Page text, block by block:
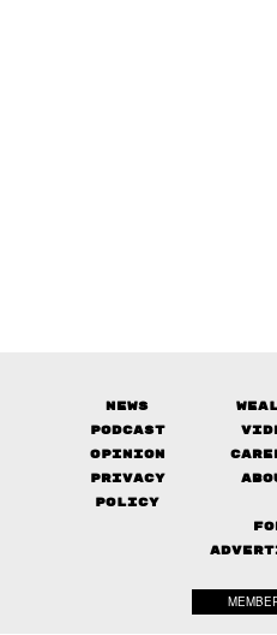
News
Podcast
Opinion
Privacy
Policy